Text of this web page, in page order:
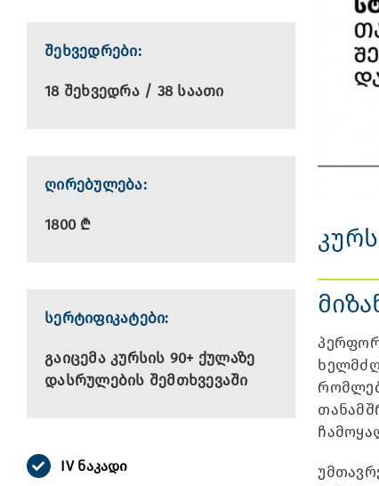
შეხვედრები:
18 შეხვედრა / 38 საათი
ღირებულება:
1800 ₾
სერტიფიკატები:
გაიცემა კურსის 90+ ქულაზე
დასრულების შემთხვევაში
IV ნაკადი